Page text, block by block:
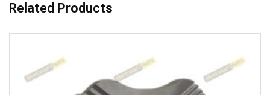
Related Products